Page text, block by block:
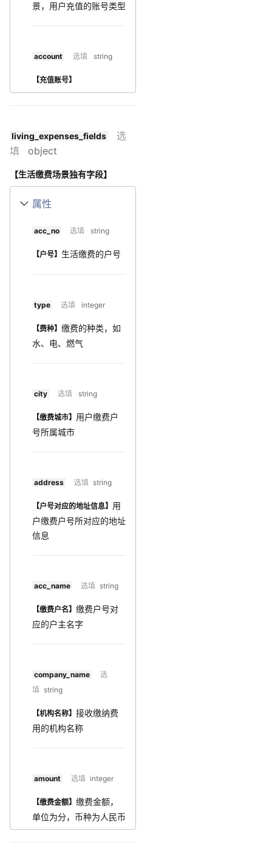
景，用户充值的账号类型
account 选填 string
【充值账号】
living_expenses_fields
选
填
object
【生活缴费场景独有字段】
属性
acc_no 选填 string
【户号】 生活缴费的户号
type 选填 integer
【费种】 缴费的种类，如
水、电、燃气
city 选填 string
【缴费城市】 用户缴费户
号所属城市
address 选填 string
【户号对应的地址信息】 用
户缴费户号所对应的地址
信息
acc_name 选填 string
【缴费户名】 缴费户号对
应的户主名字
company_name
选
填 string
【机构名称】 接收缴纳费
用的机构名称
amount 选填 integer
【缴费金额】 缴费金额，
单位为分，币种为人民币